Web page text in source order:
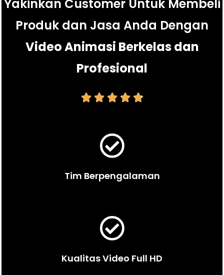
Yakinkan Customer Untuk Membeli
Produk dan Jasa Anda Dengan
Video Animasi Berkelas dan
Profesional
    
Tim Berpengalaman
Kualitas Video Full HD